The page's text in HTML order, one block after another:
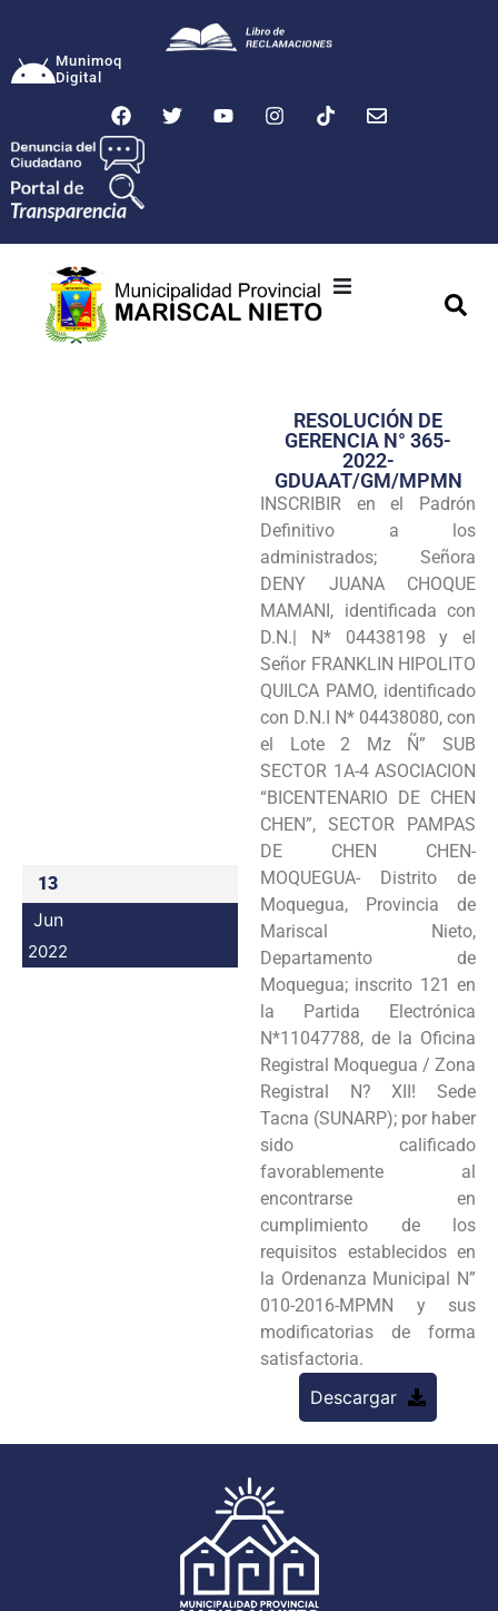
Munimoq
Digital
Transparencia
Seguridad
Programas
Intranet
13
Jun
2022
RESOLUCIÓN DE
GERENCIA N° 365-
2022-
GDUAAT/GM/MPMN
INSCRIBIR en el Padrón
Definitivo a los
administrados; Señora
DENY JUANA CHOQUE
MAMANI, identificada con
D.N.| N* 04438198 y el
Señor FRANKLIN HIPOLITO
QUILCA PAMO, identificado
con D.N.I N* 04438080, con
el Lote 2 Mz Ñ” SUB
SECTOR 1A-4 ASOCIACION
“BICENTENARIO DE CHEN
CHEN”, SECTOR PAMPAS
DE CHEN CHEN-
MOQUEGUA- Distrito de
Moquegua, Provincia de
Mariscal Nieto,
Departamento de
Moquegua; inscrito 121 en
la Partida Electrónica
N*11047788, de la Oficina
Registral Moquegua / Zona
Registral N? XII! Sede
Tacna (SUNARP); por haber
sido calificado
favorablemente al
encontrarse en
cumplimiento de los
requisitos establecidos en
la Ordenanza Municipal N”
010-2016-MPMN y sus
modificatorias de forma
satisfactoria.
Descargar